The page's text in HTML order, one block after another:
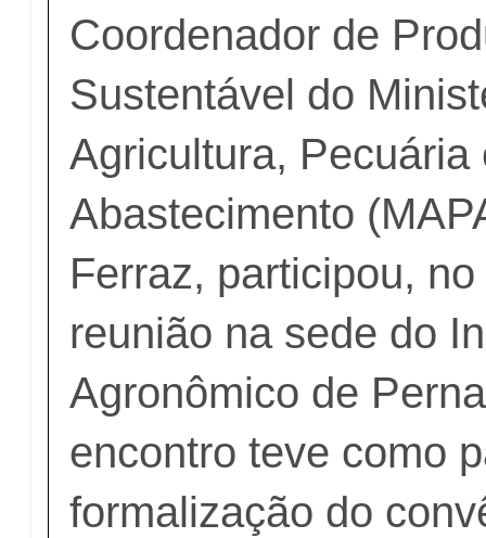
Coordenador de
Sustentável do
Agricultura, Pecuária
Abastecimento
Ferraz, participou,
reunião na sede do
Agronômico de
encontro teve como
formalização do